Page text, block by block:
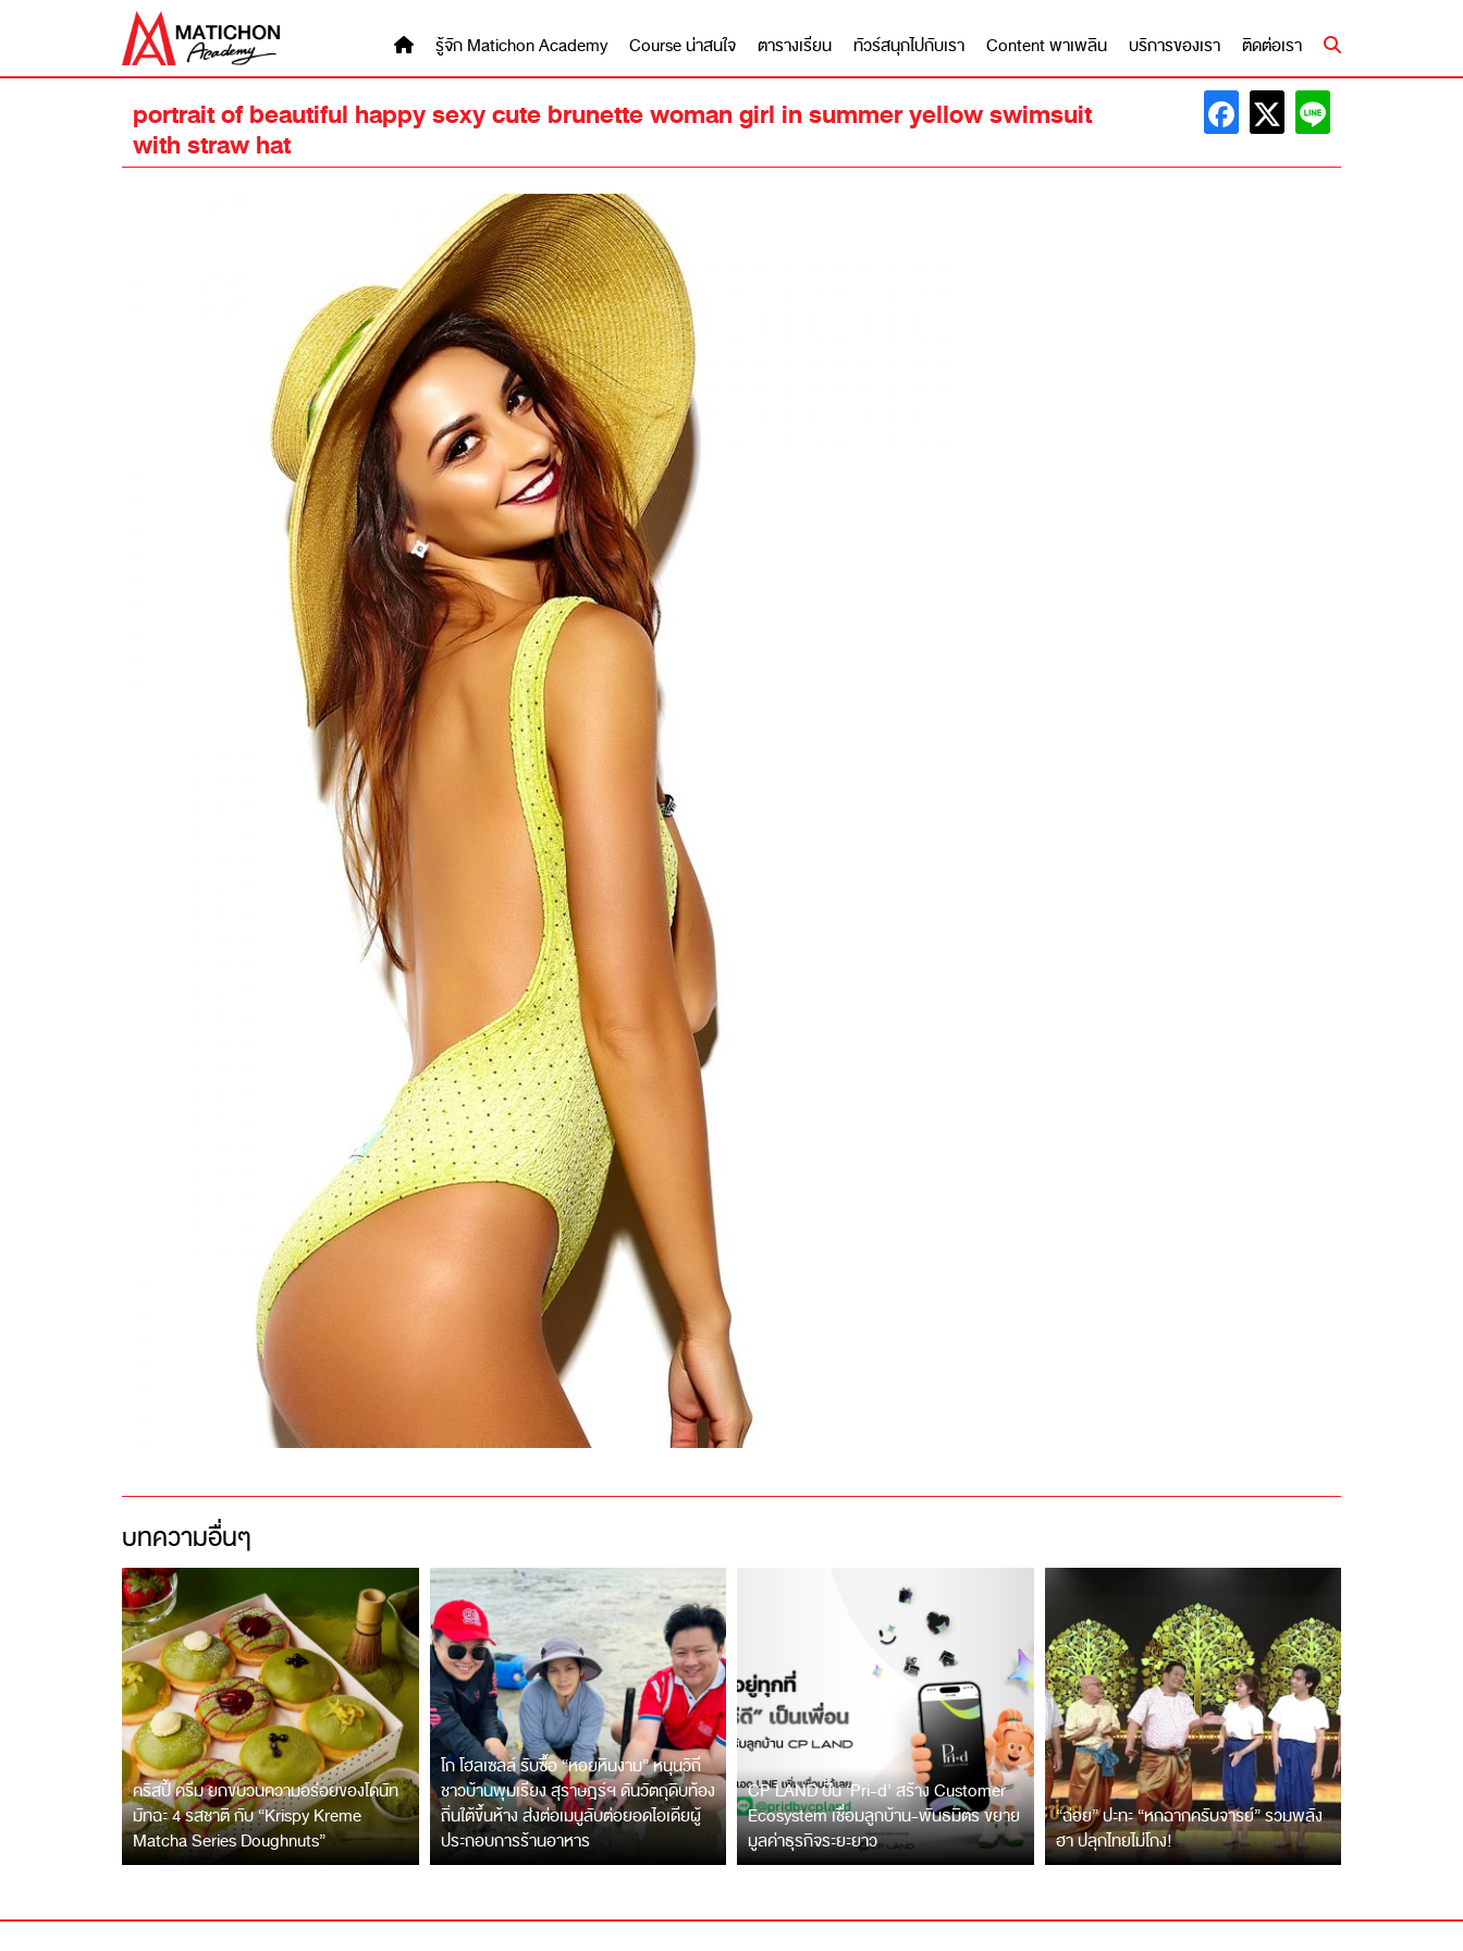
รู้จัก Matichon Academy Course น่าสนใจ ตารางเรียน ทัวร์สนุกไปกับเรา Content พาเพลิน บริการของเรา ติดต่อเรา
portrait of beautiful happy sexy cute brunette woman girl in summer yellow swimsuit
with straw hat
บทความอื่นๆ
คริสปี้ ครีม ยกขบวนความอร่อยของโดนัท
มัทฉะ 4 รสชาติ กับ “Krispy Kreme
Matcha Series Doughnuts”
โก โฮลเซลล์ รับซื้อ “หอยหินงาม” หนุนวิถี
ชาวบ้านพุมเรียง สุราษฎร์ฯ ดันวัตถุดิบท้อง
ถิ่นใต้ขึ้นห้าง ส่งต่อเมนูลับต่อยอดไอเดียผู้
ประกอบการร้านอาหาร
CP LAND ปั้น ‘Pri-d’ สร้าง Customer
Ecosystem เชื่อมลูกบ้าน-พันธมิตร ขยาย
มูลค่าธุรกิจระยะยาว
“ฉ่อย” ปะทะ “หกฉากครับจารย์” รวมพลัง
ฮา ปลุกไทยไม่โกง!